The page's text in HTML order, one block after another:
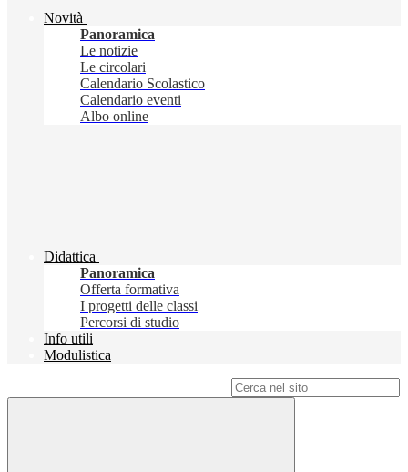
Novità
Panoramica
Le notizie
Le circolari
Calendario Scolastico
Calendario eventi
Albo online
Didattica
Panoramica
Offerta formativa
I progetti delle classi
Percorsi di studio
Info utili
Modulistica